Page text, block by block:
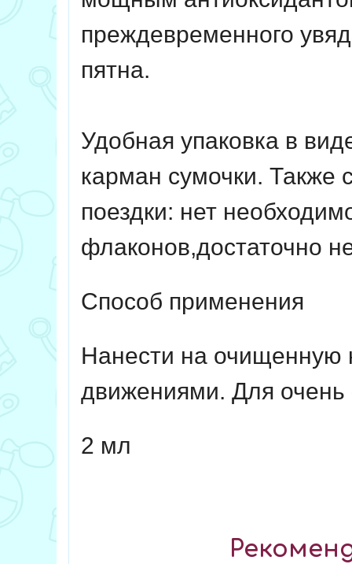
преждевременного
пятна.
Удобная упаковка в
карман сумочки. Также
поездки: нет
флаконов,достаточно
Способ применения
Нанести на очищенную
движениями. Для очень
2 мл